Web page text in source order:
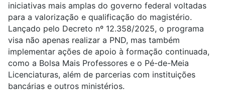
iniciativas mais amplas do governo federal voltadas
para a valorização e qualificação do magistério.
Lançado pelo Decreto nº 12.358/2025, o programa
visa não apenas realizar a PND, mas também
implementar ações de apoio à formação continuada,
como a Bolsa Mais Professores e o Pé-de-Meia
Licenciaturas, além de parcerias com instituições
bancárias e outros ministérios.